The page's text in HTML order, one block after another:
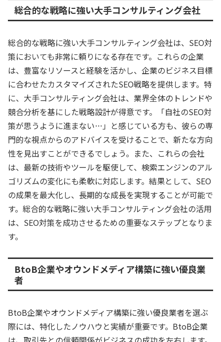
総合的な戦略に強い大手コンサルティング会社
総合的な戦略に強い大手コンサルティング会社は、SEO対
策においても非常に頼りになる存在です。これらの企業
は、豊富なリソースと経験を活かし、企業のビジネス目標
に合わせたカスタマイズされたSEO戦略を提供します。特
に、大手コンサルティング会社は、業界全体のトレンドや
競合分析を基にした戦略設計が得意です。「自社のSEO対
策が思うように進まない…」と感じている方も、彼らの専
門的な視点からのアドバイスを受けることで、新たな方向
性を見出すことができるでしょう。また、これらの会社
は、最新の技術やツールを駆使して、検索エンジンのアル
ゴリズムの変化にも柔軟に対応します。結果として、SEO
の成果を最大化し、長期的な成長を実現することが可能で
す。総合的な戦略に強い大手コンサルティング会社の活用
は、SEO対策を成功させるための重要なステップとなりま
す。
BtoB企業やオウンドメディア構築に強い優良業
者
BtoB企業やオウンドメディア構築に強い優良業者を選ぶ
際には、特化したノウハウと実績が重要です。BtoB企業